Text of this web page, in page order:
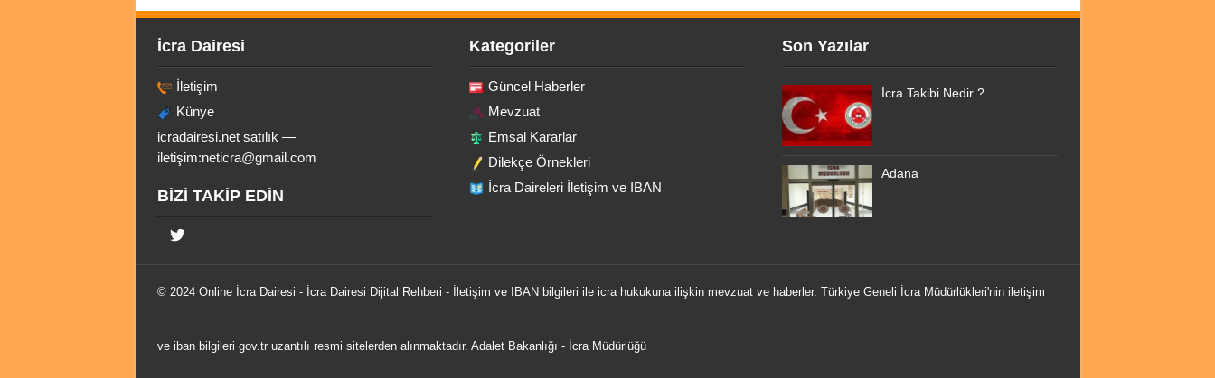
İcra Dairesi
İletişim
Künye
icradairesi.net satılık —
iletişim:neticra@gmail.com
BİZİ TAKİP EDİN
Kategoriler
Güncel Haberler
Mevzuat
Emsal Kararlar
Dilekçe Örnekleri
İcra Daireleri İletişim ve IBAN
Son Yazılar
İcra Takibi Nedir ?
Adana
© 2024 Online İcra Dairesi - İcra Dairesi Dijital Rehberi - İletişim ve IBAN bilgileri ile icra hukukuna ilişkin mevzuat ve haberler. Türkiye Geneli İcra Müdürlükleri'nin iletişim
ve iban bilgileri gov.tr uzantılı resmi sitelerden alınmaktadır. Adalet Bakanlığı - İcra Müdürlüğü